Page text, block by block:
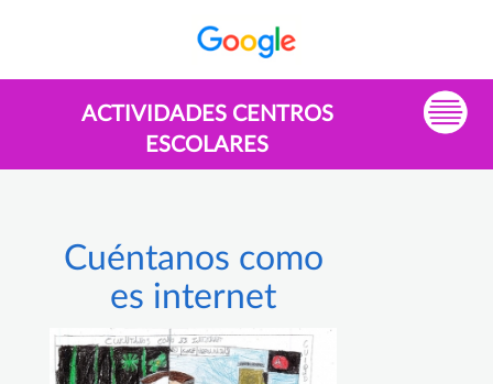
ACTIVIDADES CENTROS
ESCOLARES
Cuéntanos como
es internet